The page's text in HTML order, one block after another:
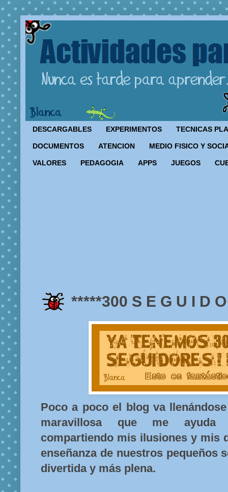
DESCARGABLES EXPERIMENTOS TECNICAS
DOCUMENTOS ATENCION MEDIO FISICO Y
VALORES PEDAGOGIA APPS JUEGOS
*****300 S E G U I D
Poco a poco el blog va
maravillosa que me ayuda
compartiendo mis ilusiones y mis
enseñanza de nuestros pequeños
divertida y más plena.